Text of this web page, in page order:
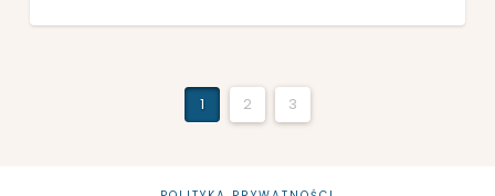
1 2 3